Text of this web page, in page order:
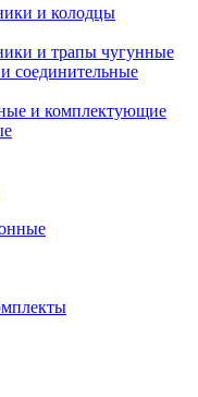
и колодцы
и трапы чугунные
соединительные
и комплектующие